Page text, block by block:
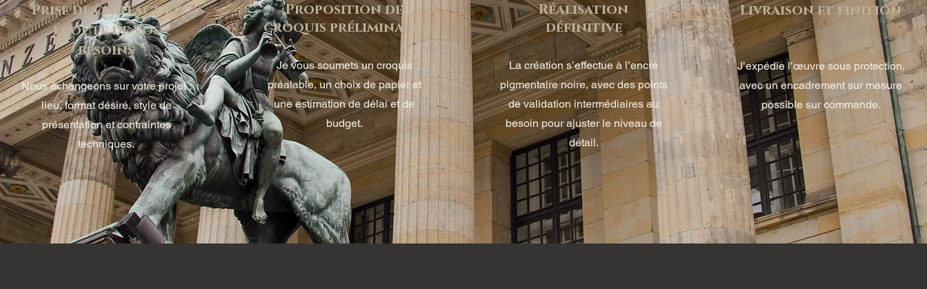
Prise de contact et
écoute de vos
besoins
Nous échangeons sur votre projet :
lieu, format désiré, style de
présentation et contraintes
techniques.
Proposition de
croquis préliminaire
Je vous soumets un croquis
préalable, un choix de papier et
une estimation de délai et de
budget.
Réalisation
définitive
La création s’effectue à l’encre
pigmentaire noire, avec des points
de validation intermédiaires au
besoin pour ajuster le niveau de
détail.
Livraison et finition
J’expédie l’œuvre sous protection,
avec un encadrement sur mesure
possible sur commande.